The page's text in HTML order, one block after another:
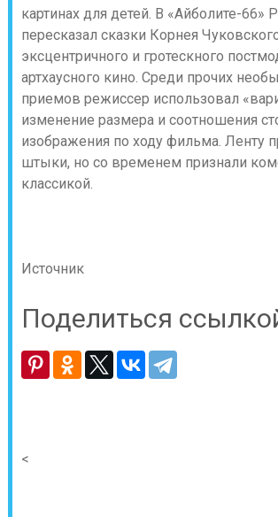
картинах для детей. В «Айболите-66»
пересказал сказки Корнея
эксцентричного и гротескного
артхаусного кино. Среди прочих
приемов режиссер использовал
изменение размера и соотношения
изображения по ходу фильма. Ленту
штыки, но со временем признали
классикой.
Источник
Поделиться
<